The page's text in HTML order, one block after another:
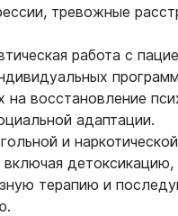
тревожные
работа с
на восстановление
адаптации.
и наркотической
включая детоксикацию,
терапию и